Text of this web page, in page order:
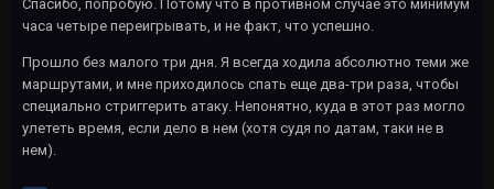
Спасибо, попробую. Потому что в противном случае это минимум
часа четыре переигрывать, и не факт, что успешно.
Прошло без малого три дня. Я всегда ходила абсолютно теми же
маршрутами, и мне приходилось спать еще два-три раза, чтобы
специально стриггерить атаку. Непонятно, куда в этот раз могло
улететь время, если дело в нем (хотя судя по датам, таки не в
нем).